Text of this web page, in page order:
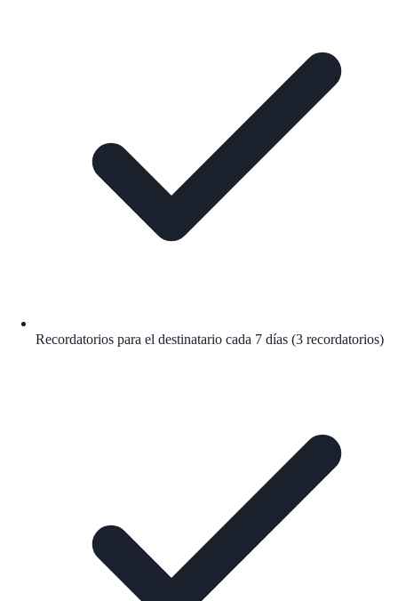
Recordatorios para el destinatario cada 7 días (3 recordatorios)